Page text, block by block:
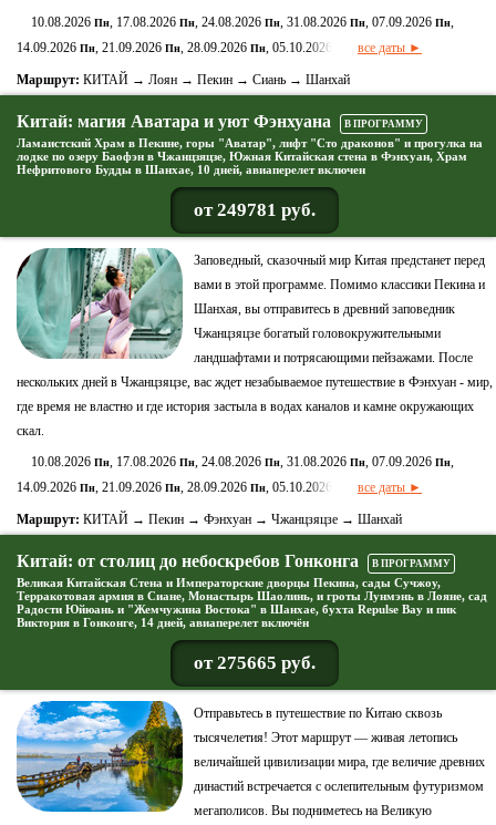
10.08.2026 Пн, 17.08.2026 Пн, 24.08.2026 Пн, 31.08.2026 Пн, 07.09.2026 Пн,
14.09.2026 Пн, 21.09.2026 Пн, 28.09.2026 Пн, 05.10.2026 все даты ►
Маршрут: КИТАЙ → Лоян → Пекин → Сиань → Шанхай
Китай: магия Аватара и уют Фэнхуана В ПРОГРАММУ
Ламаистский Храм в Пекине, горы "Аватар", лифт "Сто драконов" и прогулка на
лодке по озеру Баофэн в Чжанцзяцзе, Южная Китайская стена в Фэнхуан, Храм
Нефритового Будды в Шанхае, 10 дней, авиаперелет включен
от 249781 руб.
Заповедный, сказочный мир Китая предстанет перед
вами в этой программе. Помимо классики Пекина и
Шанхая, вы отправитесь в древний заповедник
Чжанцзяцзе богатый головокружительными
ландшафтами и потрясающими пейзажами. После
нескольких дней в Чжанцзяцзе, вас ждет незабываемое путешествие в Фэнхуан - мир,
где время не властно и где история застыла в водах каналов и камне окружающих
скал.
10.08.2026 Пн, 17.08.2026 Пн, 24.08.2026 Пн, 31.08.2026 Пн, 07.09.2026 Пн,
14.09.2026 Пн, 21.09.2026 Пн, 28.09.2026 Пн, 05.10.2026 все даты ►
Маршрут: КИТАЙ → Пекин → Фэнхуан → Чжанцзяцзе → Шанхай
Китай: от столиц до небоскребов Гонконга В ПРОГРАММУ
Великая Китайская Стена и Императорские дворцы Пекина, сады Сучжоу,
Терракотовая армия в Сиане, Монастырь Шаолинь, и гроты Лунмэнь в Лояне, сад
Радости Юйюань и "Жемчужина Востока" в Шанхае, бухта Repulse Bay и пик
Виктория в Гонконге, 14 дней, авиаперелет включён
от 275665 руб.
Отправьтесь в путешествие по Китаю сквозь
тысячелетия! Этот маршрут — живая летопись
величайшей цивилизации мира, где величие древних
династий встречается с ослепительным футуризмом
мегаполисов. Вы подниметесь на Великую